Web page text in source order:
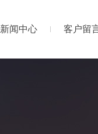
新闻中心 客户留